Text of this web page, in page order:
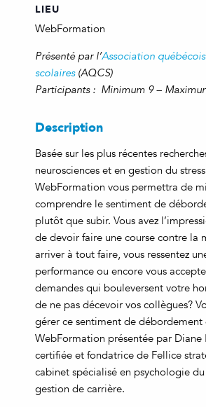
LIEU
WebFormation
Présenté par l’Association
scolaires(AQCS)
Participants : Minimum 9 –
Description
Basée sur les plus récentes
neurosciences et en gestion du
WebFormation vous permettra de
comprendre le sentiment de
plutôt que subir. Vous avez
de devoir faire une course contre la
arriver à tout faire, vous ressentez
performance ou encore vous
demandes qui bouleversent votre
de ne pas décevoir vos collègues?
gérer ce sentiment de débordement
WebFormation présentée par Diane
certifiée et fondatrice de Fellice
cabinet spécialisé en psychologie
gestion de carrière.